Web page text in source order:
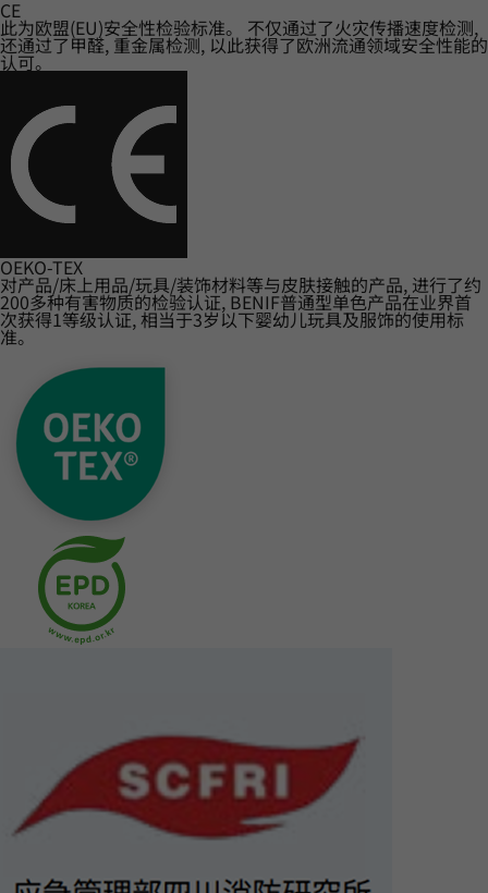
CE
此为欧盟(EU)安全性检验标准。 不仅通过了火灾传播速度检测,
还通过了甲醛, 重金属检测, 以此获得了欧洲流通领域安全性能的
认可。
OEKO-TEX
对产品/床上用品/玩具/装饰材料等与皮肤接触的产品, 进行了约
200多种有害物质的检验认证, BENIF普通型单色产品在业界首
次获得1等级认证, 相当于3岁以下婴幼儿玩具及服饰的使用标
准。